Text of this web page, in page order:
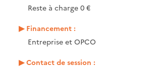
Reste à charge 0 €
Financement :
Entreprise et OPCO
Contact de session :